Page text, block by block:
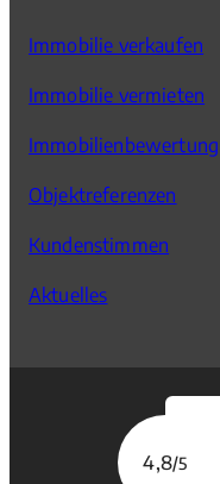
Immobilie verkaufen
Immobilie vermieten
Immobilienbewertung
Objektreferenzen
Kundenstimmen
Aktuelles
4,8/5